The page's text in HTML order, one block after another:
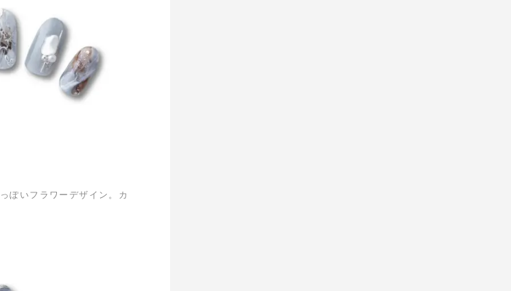
ぽいフラワーデザイン。カ